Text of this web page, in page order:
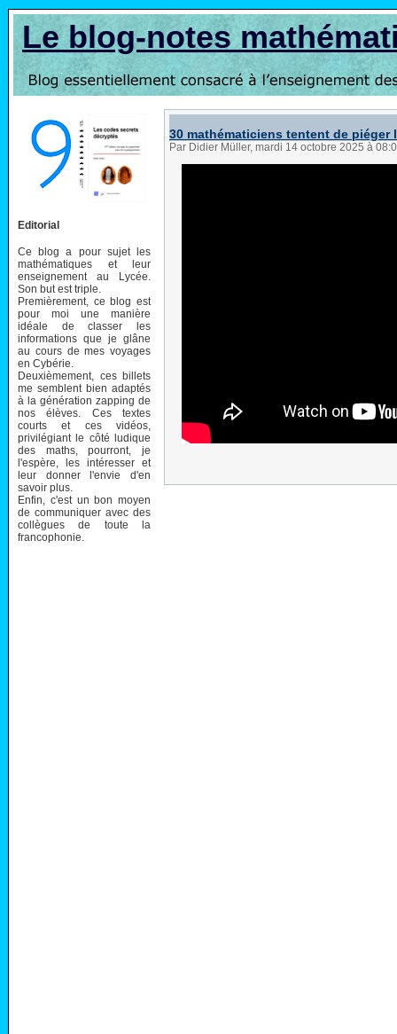
Le blog-notes
Editorial
Ce blog a pour sujet les
mathématiques et leur
enseignement au Lycée.
Son but est triple.
Premièrement, ce blog est
pour moi une manière
idéale de classer les
informations que je glâne
au cours de mes voyages
en Cybérie.
Deuxièmement, ces billets
me semblent bien adaptés
à la génération zapping de
nos élèves. Ces textes
courts et ces vidéos,
privilégiant le côté ludique
des maths, pourront, je
l'espère, les intéresser et
leur donner l'envie d'en
savoir plus.
Enfin, c'est un bon moyen
de communiquer avec des
collègues de toute la
francophonie.
30 mathématiciens tentent de piéger
Par Didier Müller, mardi 14 octobre 2025 à